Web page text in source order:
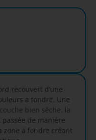
recouvert d’une
à fondre. Une
bien sèche, la
de manière
zone à fondre créant